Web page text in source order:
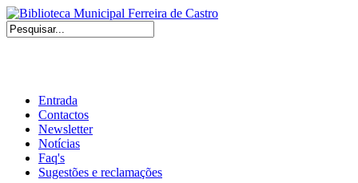
Entrada
Contactos
Newsletter
Notícias
Faq's
Sugestões e reclamações